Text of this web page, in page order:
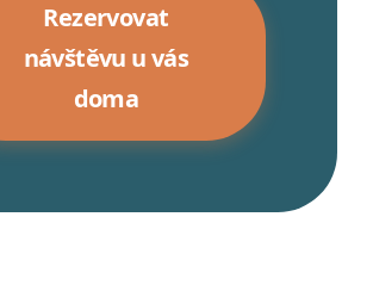
Rezervovat
návštěvu u vás
doma